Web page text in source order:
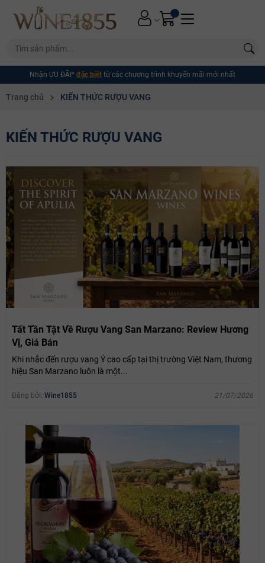
Nhận ƯU ĐÃI* đặc biệt từ các chương trình khuyến mãi mới nhất
Trang chủ KIẾN THỨC RƯỢU VANG
KIẾN THỨC RƯỢU VANG
Tất Tần Tật Về Rượu Vang San Marzano: Review Hương
Vị, Giá Bán
Khi nhắc đến rượu vang Ý cao cấp tại thị trường Việt Nam, thương
hiệu San Marzano luôn là một...
Đăng bởi: Wine1855 21/07/2026